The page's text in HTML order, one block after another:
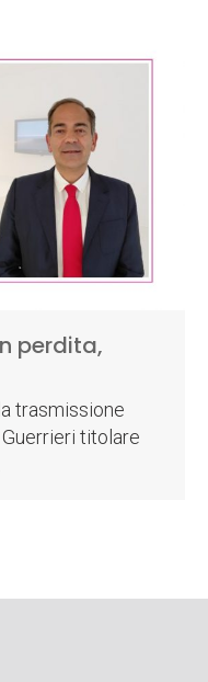
perdita,
trasmissione
titolare